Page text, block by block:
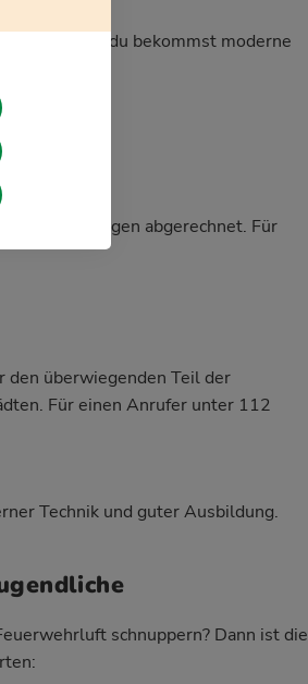
Gegenteil, du bekommst moderne
Versicherungen abgerechnet. Für
überwiegenden Teil der
Für einen Anrufer unter 112
Technik und guter Ausbildung.
schnuppern? Dann ist die